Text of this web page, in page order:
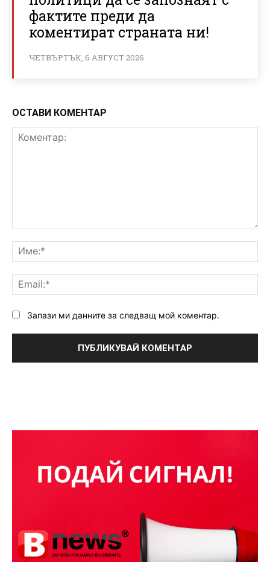
фактите преди да
коментират страната ни!
ЧЕТВЪРТЪК, 6 АВГУСТ 2026
ОСТАВИ КОМЕНТАР
Запази ми данните за следващ мой коментар.